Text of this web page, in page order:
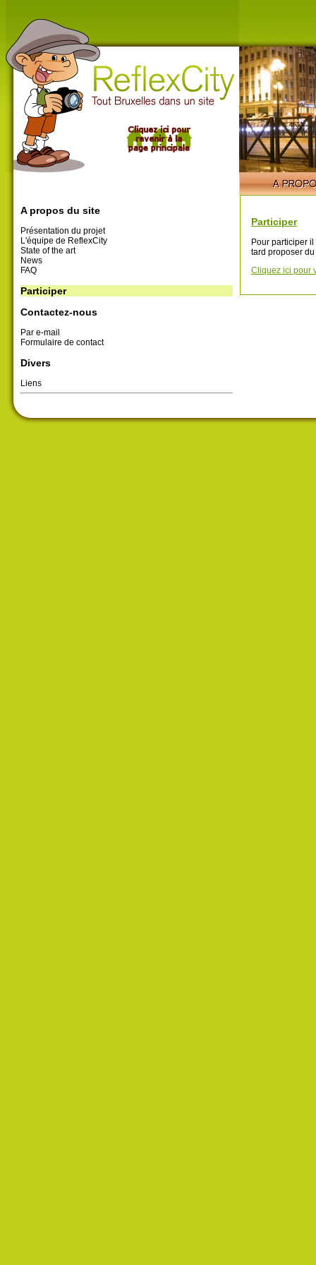
A propos du site
Présentation du projet
L'équipe de ReflexCity
State of the art
News
FAQ
Participer
Contactez-nous
Par e-mail
Formulaire de contact
Divers
Liens
Participer
Pour participer
tard proposer
Cliquez ici pour